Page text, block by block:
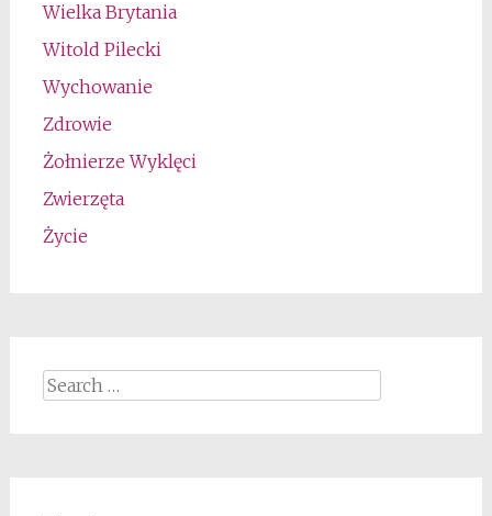
Wielka Brytania
Witold Pilecki
Wychowanie
Zdrowie
Żołnierze Wyklęci
Zwierzęta
Życie
Search